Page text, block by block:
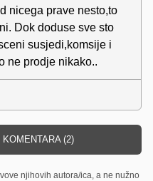
nicega prave nesto,to
Dok doduse sve sto
susjedi,komsije i
ne prodje nikako..
(2)
njihovih autora/ica, a ne nužno